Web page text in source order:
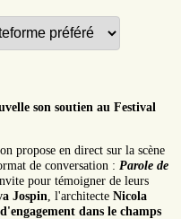
son soutien au Festival
propose en direct sur la scène
de conversation : Parole de
pour témoigner de leurs
Jospin , l'architecte Nicola
dans le champs